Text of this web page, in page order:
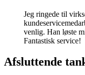
Jeg ringede til
venlig. Han løste
Fantastisk service!
Afsluttende